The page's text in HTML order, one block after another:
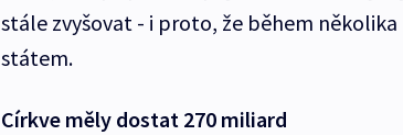
stále zvyšovat - i proto, že během
státem.
Církve měly dostat 270 miliard